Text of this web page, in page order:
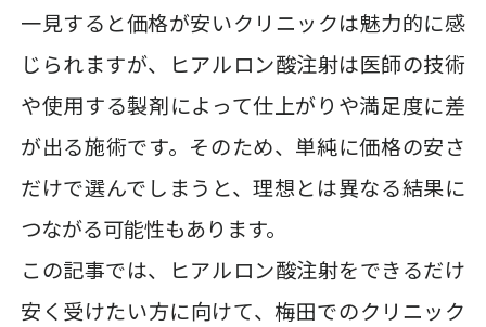
一見すると価格が安いクリニックは魅力的に感
じられますが、ヒアルロン酸注射は医師の技術
や使用する製剤によって仕上がりや満足度に差
が出る施術です。そのため、単純に価格の安さ
だけで選んでしまうと、理想とは異なる結果に
つながる可能性もあります。
この記事では、ヒアルロン酸注射をできるだけ
安く受けたい方に向けて、梅田でのクリニック